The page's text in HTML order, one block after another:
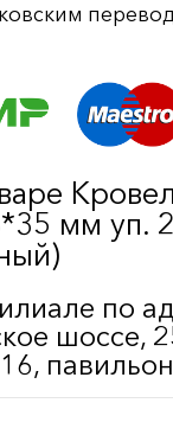
мм уп.
по
шоссе,